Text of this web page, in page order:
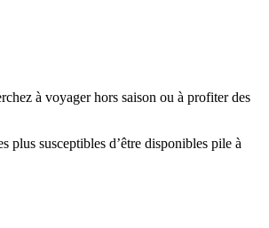
à voyager hors saison ou à profiter des
plus susceptibles d’être disponibles pile à